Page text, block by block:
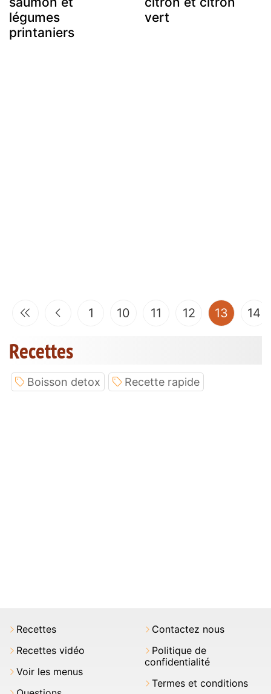
légumes
printaniers
vert
1 10 11 12 13 14
Recettes
Boisson detox Recette rapide
Recettes
Recettes vidéo
Voir les menus
Contactez nous
Politique de
confidentialité
Termes et conditions